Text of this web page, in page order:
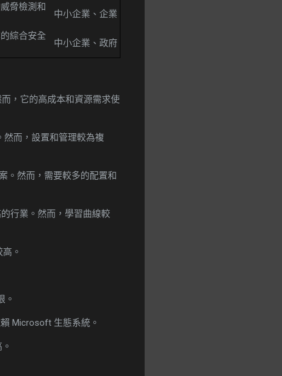
脅檢測和
中小企業、企業
綜合安全
中小企業、政府
，它的高成本和資源需求使
然而，設置和管理較為複
。然而，需要較多的配置和
行業。然而，學習曲線較
。
。
Microsoft 生態系統。